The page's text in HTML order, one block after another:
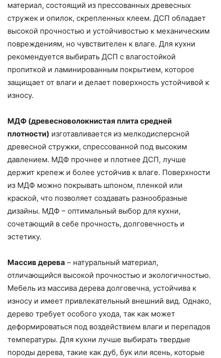
материал, состоящий из прессованных древесных
стружек и опилок, скрепленных клеем. ДСП обладает
высокой прочностью и устойчивостью к механическим
повреждениям, но чувствителен к влаге. Для кухни
рекомендуется выбирать ДСП с влагостойкой
пропиткой и ламинированным покрытием, которое
защищает от влаги и делает поверхность устойчивой к
износу.
МДФ (древесноволокнистая плита средней
плотности) изготавливается из мелкодисперсной
древесной стружки, спрессованной под высоким
давлением. МДФ прочнее и плотнее ДСП, лучше
держит крепеж и более устойчив к влаге. Поверхности
из МДФ можно покрывать шпоном, пленкой или
краской, что позволяет создавать разнообразные
дизайны. МДФ – оптимальный выбор для кухни,
сочетающий в себе прочность, долговечность и
эстетику.
Массив дерева – натуральный материал,
отличающийся высокой прочностью и экологичностью.
Мебель из массива дерева долговечна, устойчива к
износу и имеет привлекательный внешний вид. Однако,
дерево требует особого ухода, так как может
деформироваться под воздействием влаги и перепадов
температуры. Для кухни лучше выбирать твердые
породы дерева, такие как дуб, бук или ясень, которые